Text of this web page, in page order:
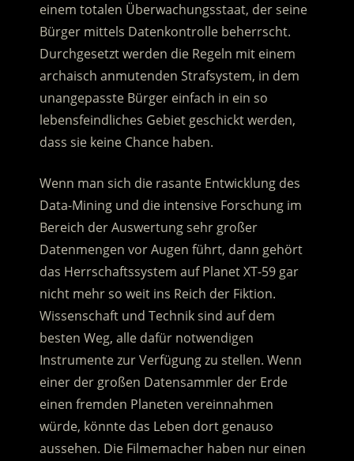
einem totalen Überwachungsstaat, der seine
Bürger mittels Datenkontrolle beherrscht.
Durchgesetzt werden die Regeln mit einem
archaisch anmutenden Strafsystem, in dem
unangepasste Bürger einfach in ein so
lebensfeindliches Gebiet geschickt werden,
dass sie keine Chance haben.
Wenn man sich die rasante Entwicklung des
Data-Mining und die intensive Forschung im
Bereich der Auswertung sehr großer
Datenmengen vor Augen führt, dann gehört
das Herrschaftssystem auf Planet XT-59 gar
nicht mehr so weit ins Reich der Fiktion.
Wissenschaft und Technik sind auf dem
besten Weg, alle dafür notwendigen
Instrumente zur Verfügung zu stellen. Wenn
einer der großen Datensammler der Erde
einen fremden Planeten vereinnahmen
würde, könnte das Leben dort genauso
aussehen. Die Filmemacher haben nur einen